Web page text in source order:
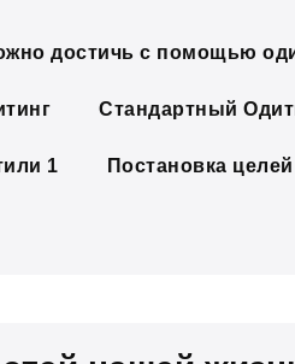
достичь с помощью
Стандартный
1 Постановка целей